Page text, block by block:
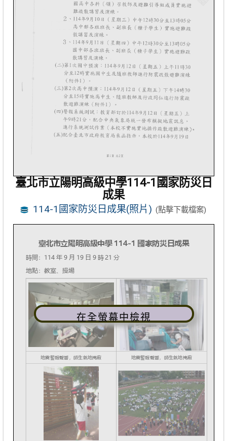
臺北市立陽明高級中學114-1國家防災日
成果
114-1國家防災日成果(照片) (點擊下載檔案)
在全螢幕中檢視